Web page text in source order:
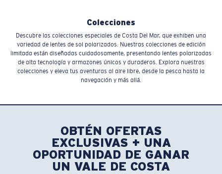
Colecciones
Descubre las colecciones especiales de Costa Del Mar, que exhiben una
variedad de lentes de sol polarizados. Nuestras colecciones de edición
limitada están diseñadas cuidadosamente, presentando lentes polarizadas
de alta tecnología y armazones únicos y duraderos. Explora nuestras
colecciones y eleva tus aventuras al aire libre, desde la pesca hasta la
navegación y más allá.
OBTÉN OFERTAS
EXCLUSIVAS + UNA
OPORTUNIDAD DE GANAR
UN VALE DE COSTA